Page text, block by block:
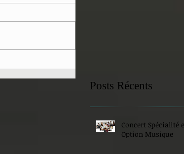
Posts Récents
Concert Spécialité
Option Musique